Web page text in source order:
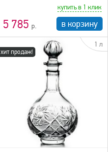
5 785
купить в 1 клик
в корзину
хит продаж!
1 л